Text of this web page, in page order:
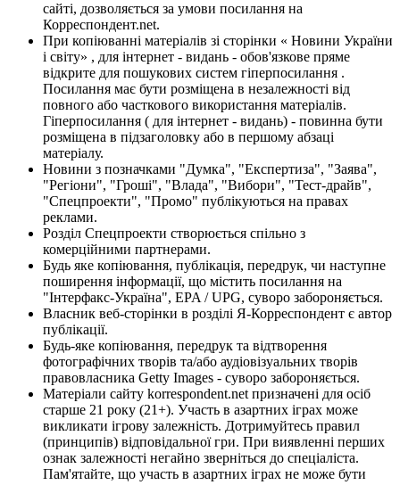
сайті, дозволяється за умови посилання на
Корреспондент.net.
При копіюванні матеріалів зі сторінки « Новини України
і світу» , для інтернет - видань - обов'язкове пряме
відкрите для пошукових систем гіперпосилання .
Посилання має бути розміщена в незалежності від
повного або часткового використання матеріалів.
Гіперпосилання ( для інтернет - видань) - повинна бути
розміщена в підзаголовку або в першому абзаці
матеріалу.
Новини з позначками "Думка", "Експертиза", "Заява",
"Регіони", "Гроші", "Влада", "Вибори", "Тест-драйв",
"Спецпроекти", "Промо" публікуються на правах
реклами.
Розділ Спецпроекти створюється спільно з
комерційними партнерами.
Будь яке копіювання, публікація, передрук, чи наступне
поширення інформації, що містить посилання на
"Інтерфакс-Україна", EPA / UPG, суворо забороняється.
Власник веб-сторінки в розділі Я-Корреспондент є автор
публікації.
Будь-яке копіювання, передрук та відтворення
фотографічних творів та/або аудіовізуальних творів
правовласника Getty Images - суворо забороняється.
Матеріали сайту korrespondent.net призначені для осіб
старше 21 року (21+). Участь в азартних іграх може
викликати ігрову залежність. Дотримуйтесь правил
(принципів) відповідальної гри. При виявленні перших
ознак залежності негайно зверніться до спеціаліста.
Пам'ятайте, що участь в азартних іграх не може бути